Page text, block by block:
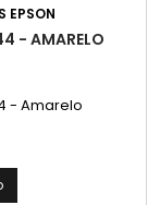
EPSON
- AMARELO
- Amarelo